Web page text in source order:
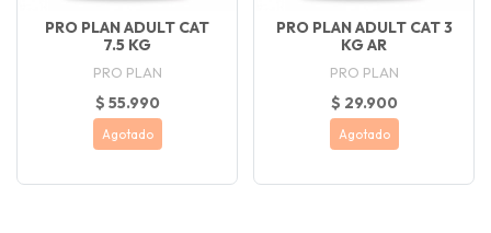
PRO PLAN ADULT CAT
7.5 KG
PRO PLAN
$ 55.990
Agotado
PRO PLAN ADULT CAT 3
KG AR
PRO PLAN
$ 29.900
Agotado